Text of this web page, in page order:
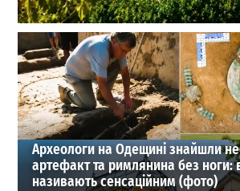
Чи весело живуть у Веселій Долині:
та інші диковинки села на Одещини
26-07-2026 в 16:51
ВИБІР РЕДАКЦІЇ
Археологи на Одещині знайшли
артефакт та римлянина без ноги:
називають сенсаційним (фото)